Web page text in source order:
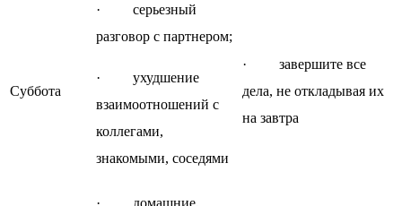
Суббота
· серьезный
разговор с партнером;
· ухудшение
взаимоотношений с
коллегами,
знакомыми, соседями
· завершите все
дела, не откладывая их
на завтра
· домашние,